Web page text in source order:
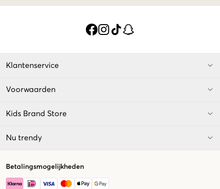
Klantenservice
Voorwaarden
Kids Brand Store
Nu trendy
Betalingsmogelijkheden